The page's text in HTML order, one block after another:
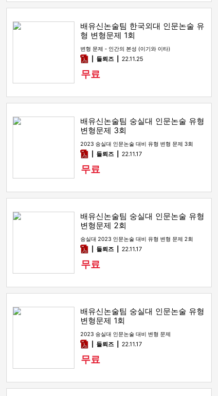
배유신논술팀 한국외대 인문논술 유
형 변형문제 1회
변형 문제 - 인간의 본성 (이기와 이타)
pdf들뢰즈 22.11.25
무료
배유신논술팀 숭실대 인문논술 유형
변형문제 3회
2023 숭실대 인문논술 대비 유형 변형 문제 3회
pdf들뢰즈 22.11.17
무료
배유신논술팀 숭실대 인문논술 유형
변형문제 2회
숭실대 2023 인문논술 대비 유형 변형 문제 2회
pdf들뢰즈 22.11.17
무료
배유신논술팀 숭실대 인문논술 유형
변형문제 1회
2023 숭실대 인문논술 대비 변형 문제
pdf들뢰즈 22.11.17
무료